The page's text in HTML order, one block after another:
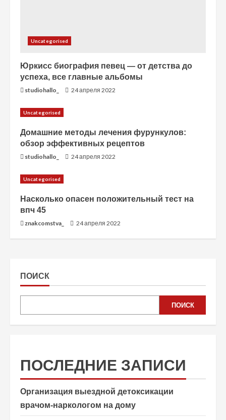
Uncategorised
Юркисс биография певец — от детства до
успеха, все главные альбомы
studiohallo_ 24 апреля 2022
Uncategorised
Домашние методы лечения фурункулов:
обзор эффективных рецептов
studiohallo_ 24 апреля 2022
Uncategorised
Насколько опасен положительный тест на
впч 45
znakcomstva_ 24 апреля 2022
ПОИСК
ПОИСК
ПОСЛЕДНИЕ ЗАПИСИ
Организация выездной детоксикации
врачом-наркологом на дому